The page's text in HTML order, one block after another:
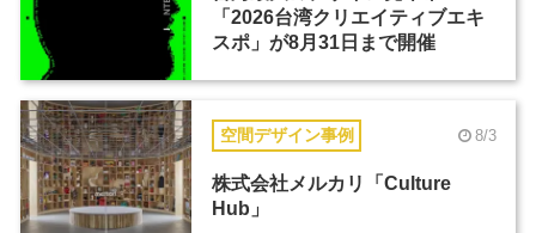
「2026台湾クリエイティブエキ
スポ」が8月31日まで開催
空間デザイン事例 8/3
株式会社メルカリ「Culture
Hub」